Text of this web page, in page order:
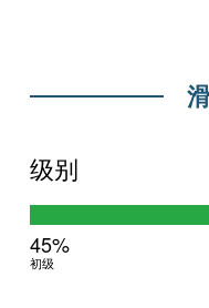
级别
45%
初级